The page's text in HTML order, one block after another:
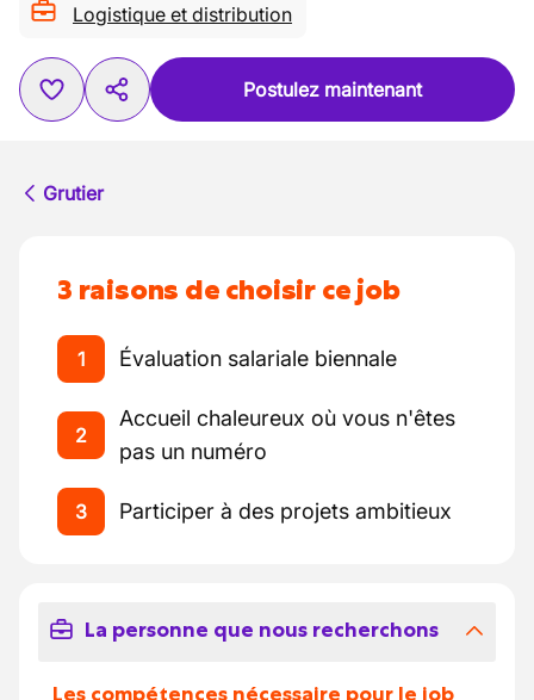
Logistique et distribution
Postulez maintenant
Grutier
3 raisons de choisir ce job
1 Évaluation salariale biennale
2
Accueil chaleureux où vous n'êtes
pas un numéro
3 Participer à des projets ambitieux
La personne que nous recherchons
Les compétences nécessaire pour le job